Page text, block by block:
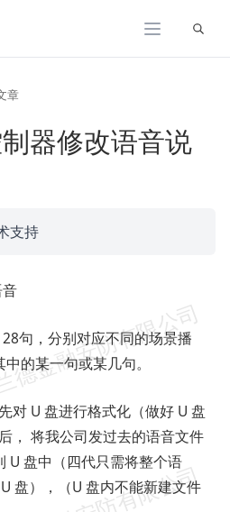
展开
章
器修改语音说
支持
句，分别对应不同的场景播
的某一句或某几句。
对 U 盘进行格式化（做好 U 盘
， 将我公司发过去的语音文件
U 盘中（四代只需将整个语
盘），（U 盘内不能新建文件